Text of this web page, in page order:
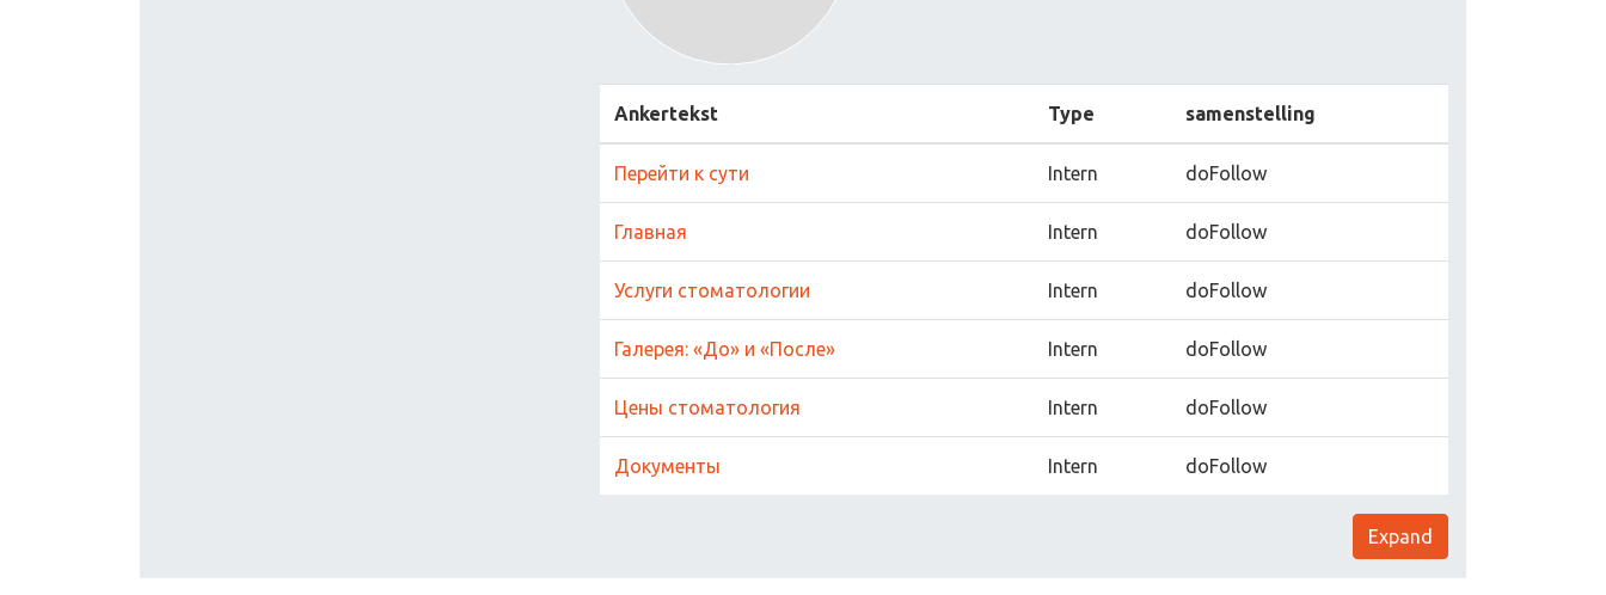
Ankertekst Type samenstelling
Перейти к сути Intern doFollow
Главная Intern doFollow
Услуги стоматологии Intern doFollow
Галерея: «До» и «После» Intern doFollow
Цены стоматология Intern doFollow
Документы Intern doFollow
Expand